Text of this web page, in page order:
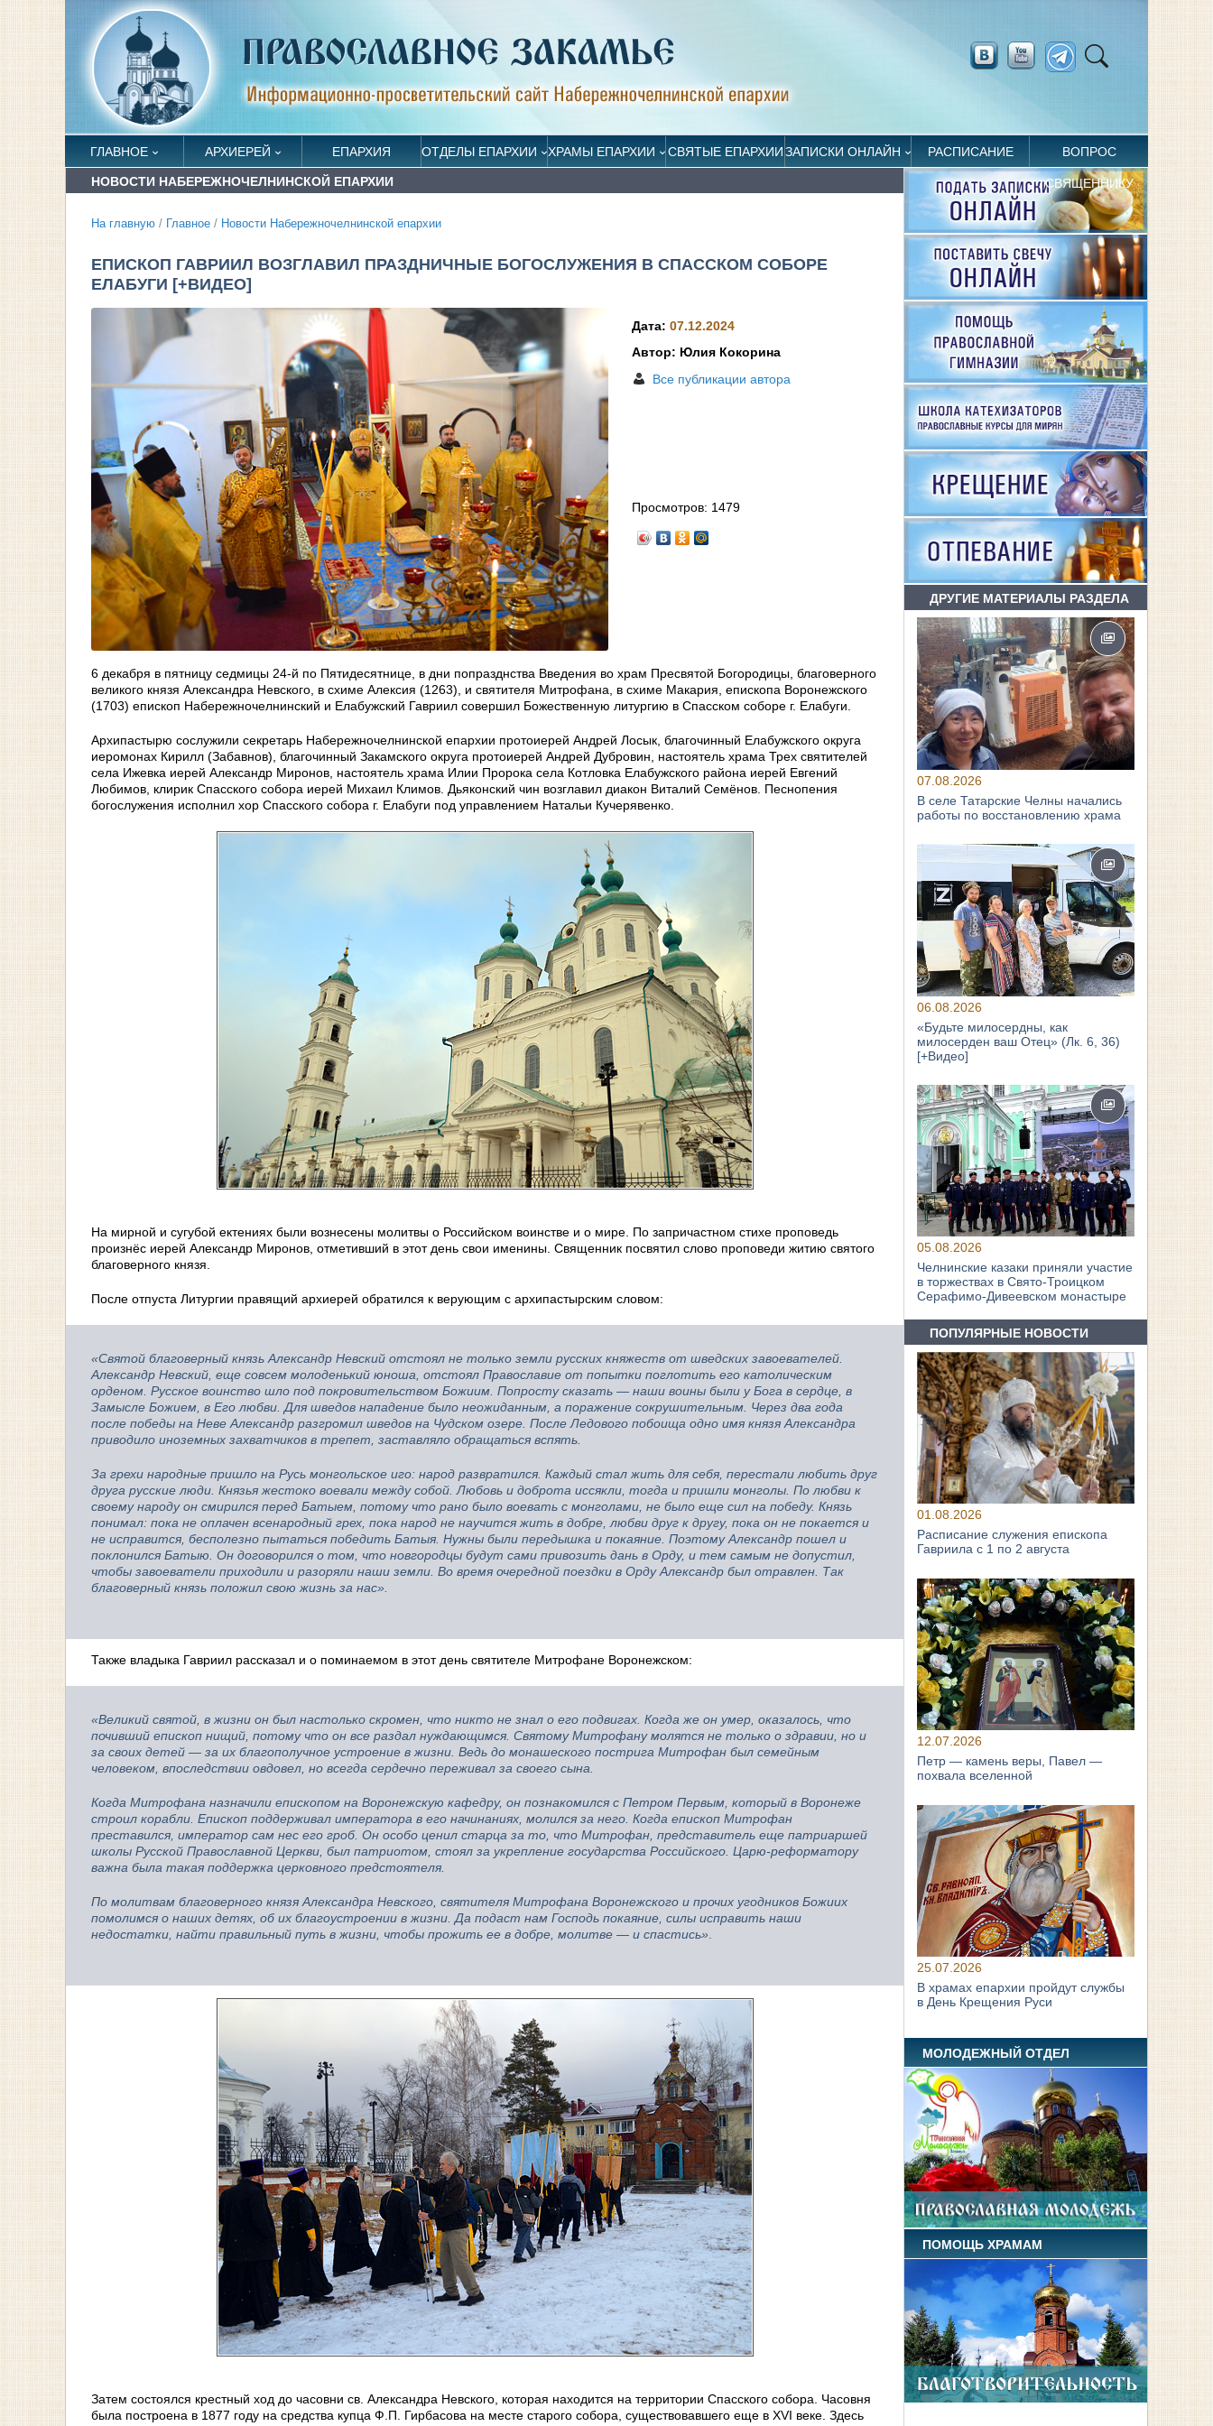
ГЛАВНОЕ АРХИЕРЕЙ ЕПАРХИЯ ОТДЕЛЫ ЕПАРХИИ ХРАМЫ ЕПАРХИИ СВЯТЫЕ ЕПАРХИИЗАПИСКИ ОНЛАЙН РАСПИСАНИЕ ВОПРОС
СВЯЩЕННИКУ
НОВОСТИ НАБЕРЕЖНОЧЕЛНИНСКОЙ ЕПАРХИИ
На главную / Главное / Новости Набережночелнинской епархии
ЕПИСКОП ГАВРИИЛ ВОЗГЛАВИЛ ПРАЗДНИЧНЫЕ БОГОСЛУЖЕНИЯ В СПАССКОМ СОБОРЕ
ЕЛАБУГИ [+ВИДЕО]
Дата:07.12.2024
Автор: Юлия Кокорина
Все публикации автора
Просмотров: 1479
6 декабря в пятницу седмицы 24-й по Пятидесятнице, в дни попразднства Введения во храм Пресвятой Богородицы, благоверного
великого князя Александра Невского, в схиме Алексия (1263), и святителя Митрофана, в схиме Макария, епископа Воронежского
(1703) епископ Набережночелнинский и Елабужский Гавриил совершил Божественную литургию в Спасском соборе г. Елабуги.
Архипастырю сослужили секретарь Набережночелнинской епархии протоиерей Андрей Лосык, благочинный Елабужского округа
иеромонах Кирилл (Забавнов), благочинный Закамского округа протоиерей Андрей Дубровин, настоятель храма Трех святителей
села Ижевка иерей Александр Миронов, настоятель храма Илии Пророка села Котловка Елабужского района иерей Евгений
Любимов, клирик Спасского собора иерей Михаил Климов. Дьяконский чин возглавил диакон Виталий Семёнов. Песнопения
богослужения исполнил хор Спасского собора г. Елабуги под управлением Натальи Кучерявенко.
На мирной и сугубой ектениях были вознесены молитвы о Российском воинстве и о мире. По запричастном стихе проповедь
произнёс иерей Александр Миронов, отметивший в этот день свои именины. Священник посвятил слово проповеди житию святого
благоверного князя.
После отпуста Литургии правящий архиерей обратился к верующим с архипастырским словом:
«Святой благоверный князь Александр Невский отстоял не только земли русских княжеств от шведских завоевателей.
Александр Невский, еще совсем молоденький юноша, отстоял Православие от попытки поглотить его католическим
орденом. Русское воинство шло под покровительством Божиим. Попросту сказать — наши воины были у Бога в сердце, в
Замысле Божием, в Его любви. Для шведов нападение было неожиданным, а поражение сокрушительным. Через два года
после победы на Неве Александр разгромил шведов на Чудском озере. После Ледового побоища одно имя князя Александра
приводило иноземных захватчиков в трепет, заставляло обращаться вспять.
За грехи народные пришло на Русь монгольское иго: народ развратился. Каждый стал жить для себя, перестали любить друг
друга русские люди. Князья жестоко воевали между собой. Любовь и доброта иссякли, тогда и пришли монголы. По любви к
своему народу он смирился перед Батыем, потому что рано было воевать с монголами, не было еще сил на победу. Князь
понимал: пока не оплачен всенародный грех, пока народ не научится жить в добре, любви друг к другу, пока он не покается и
не исправится, бесполезно пытаться победить Батыя. Нужны были передышка и покаяние. Поэтому Александр пошел и
поклонился Батыю. Он договорился о том, что новгородцы будут сами привозить дань в Орду, и тем самым не допустил,
чтобы завоеватели приходили и разоряли наши земли. Во время очередной поездки в Орду Александр был отравлен. Так
благоверный князь положил свою жизнь за нас».
Также владыка Гавриил рассказал и о поминаемом в этот день святителе Митрофане Воронежском:
«Великий святой, в жизни он был настолько скромен, что никто не знал о его подвигах. Когда же он умер, оказалось, что
почивший епископ нищий, потому что он все раздал нуждающимся. Святому Митрофану молятся не только о здравии, но и
за своих детей — за их благополучное устроение в жизни. Ведь до монашеского пострига Митрофан был семейным
человеком, впоследствии овдовел, но всегда сердечно переживал за своего сына.
Когда Митрофана назначили епископом на Воронежскую кафедру, он познакомился с Петром Первым, который в Воронеже
строил корабли. Епископ поддерживал императора в его начинаниях, молился за него. Когда епископ Митрофан
преставился, император сам нес его гроб. Он особо ценил старца за то, что Митрофан, представитель еще патриаршей
школы Русской Православной Церкви, был патриотом, стоял за укрепление государства Российского. Царю-реформатору
важна была такая поддержка церковного предстоятеля.
По молитвам благоверного князя Александра Невского, святителя Митрофана Воронежского и прочих угодников Божиих
помолимся о наших детях, об их благоустроении в жизни. Да подаст нам Господь покаяние, силы исправить наши
недостатки, найти правильный путь в жизни, чтобы прожить ее в добре, молитве — и спастись».
Затем состоялся крестный ход до часовни св. Александра Невского, которая находится на территории Спасского собора. Часовня
была построена в 1877 году на средства купца Ф.П. Гирбасова на месте старого собора, существовавшего еще в XVI веке. Здесь
ДРУГИЕ МАТЕРИАЛЫ РАЗДЕЛА
07.08.2026
В селе Татарские Челны начались
работы по восстановлению храма
06.08.2026
«Будьте милосердны, как
милосерден ваш Отец» (Лк. 6, 36)
[+Видео]
05.08.2026
Челнинские казаки приняли участие
в торжествах в Свято‑Троицком
Серафимо‑Дивеевском монастыре
ПОПУЛЯРНЫЕ НОВОСТИ
01.08.2026
Расписание служения епископа
Гавриила с 1 по 2 августа
12.07.2026
Петр — камень веры, Павел —
похвала вселенной
25.07.2026
В храмах епархии пройдут службы
в День Крещения Руси
МОЛОДЕЖНЫЙ ОТДЕЛ
ПОМОЩЬ ХРАМАМ